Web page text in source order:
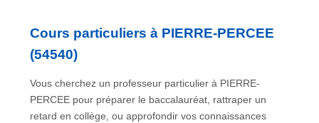
Cours particuliers à PIERRE-PERCEE
(54540)
Vous cherchez un professeur particulier à PIERRE-
PERCEE pour préparer le baccalauréat, rattraper un
retard en collège, ou approfondir vos connaissances